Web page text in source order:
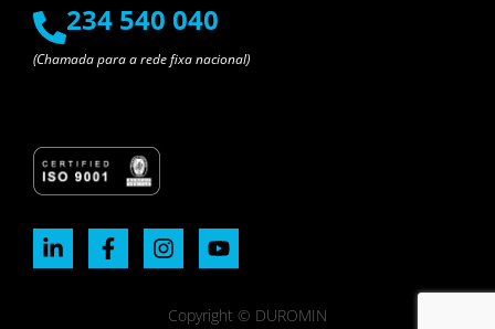
234 540 040
(Chamada para a rede fixa nacional)
Copyright © DUROMIN